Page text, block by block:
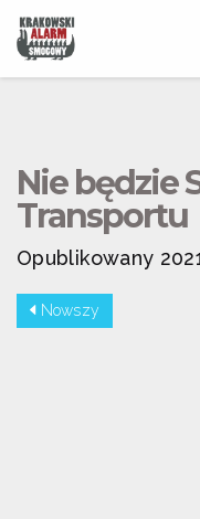
Nie będzie
Transportu
Opublikowany
Nowszy